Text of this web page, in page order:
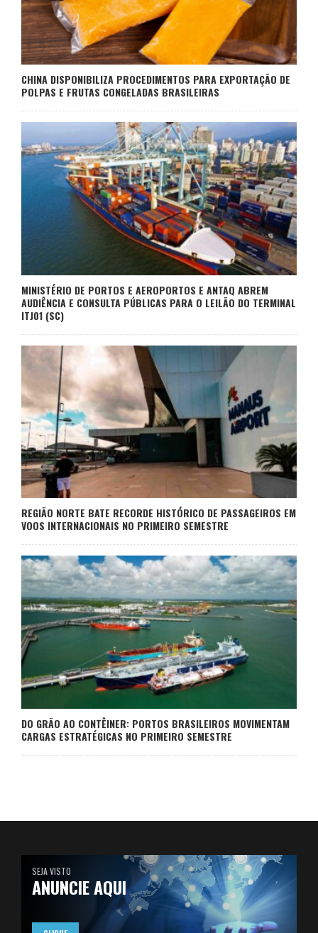
CHINA DISPONIBILIZA PROCEDIMENTOS PARA EXPORTAÇÃO DE
POLPAS E FRUTAS CONGELADAS BRASILEIRAS
MINISTÉRIO DE PORTOS E AEROPORTOS E ANTAQ ABREM
AUDIÊNCIA E CONSULTA PÚBLICAS PARA O LEILÃO DO TERMINAL
ITJ01 (SC)
REGIÃO NORTE BATE RECORDE HISTÓRICO DE PASSAGEIROS EM
VOOS INTERNACIONAIS NO PRIMEIRO SEMESTRE
DO GRÃO AO CONTÊINER: PORTOS BRASILEIROS MOVIMENTAM
CARGAS ESTRATÉGICAS NO PRIMEIRO SEMESTRE
SEJA VISTO
ANUNCIE AQUI